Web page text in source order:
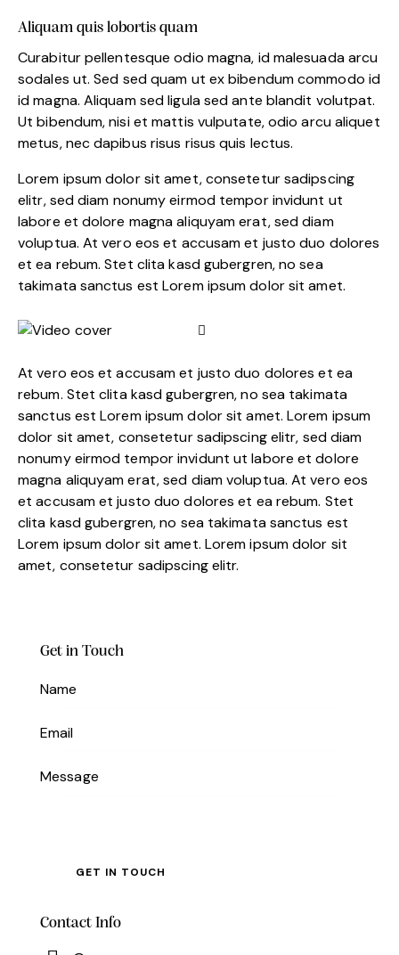
Aliquam quis lobortis quam
Curabitur pellentesque odio magna, id malesuada arcu
sodales ut. Sed sed quam ut ex bibendum commodo id
id magna. Aliquam sed ligula sed ante blandit volutpat.
Ut bibendum, nisi et mattis vulputate, odio arcu aliquet
metus, nec dapibus risus risus quis lectus.
Lorem ipsum dolor sit amet, consetetur sadipscing
elitr, sed diam nonumy eirmod tempor invidunt ut
labore et dolore magna aliquyam erat, sed diam
voluptua. At vero eos et accusam et justo duo dolores
et ea rebum. Stet clita kasd gubergren, no sea
takimata sanctus est Lorem ipsum dolor sit amet.
At vero eos et accusam et justo duo dolores et ea
rebum. Stet clita kasd gubergren, no sea takimata
sanctus est Lorem ipsum dolor sit amet. Lorem ipsum
dolor sit amet, consetetur sadipscing elitr, sed diam
nonumy eirmod tempor invidunt ut labore et dolore
magna aliquyam erat, sed diam voluptua. At vero eos
et accusam et justo duo dolores et ea rebum. Stet
clita kasd gubergren, no sea takimata sanctus est
Lorem ipsum dolor sit amet. Lorem ipsum dolor sit
amet, consetetur sadipscing elitr.
Get in Touch
Contact Info